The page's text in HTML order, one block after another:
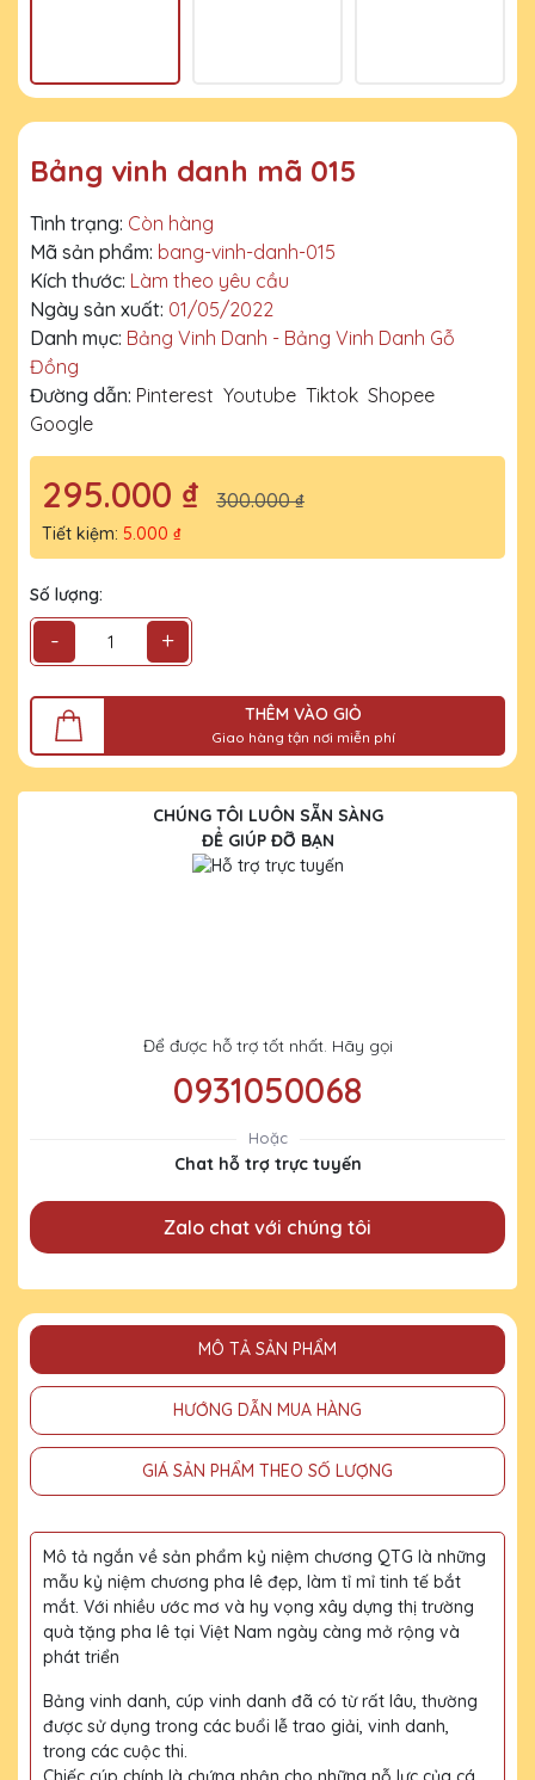
Bảng vinh danh mã 015
Tình trạng: Còn hàng
Mã sản phẩm: bang-vinh-danh-015
Kích thước: Làm theo yêu cầu
Ngày sản xuất: 01/05/2022
Danh mục: Bảng Vinh Danh - Bảng Vinh Danh Gỗ
Đồng
Đường dẫn: Pinterest Youtube Tiktok Shopee
Google
295.000 ₫ 300.000 ₫
Tiết kiệm: 5.000 ₫
Số lượng:
- +
THÊM VÀO GIỎ
Giao hàng tận nơi miễn phí
CHÚNG TÔI LUÔN SẴN SÀNG
ĐỂ GIÚP ĐỠ BẠN
Để được hỗ trợ tốt nhất. Hãy gọi
0931050068
Hoặc
Chat hỗ trợ trực tuyến
Zalo chat với chúng tôi
MÔ TẢ SẢN PHẨM
HƯỚNG DẪN MUA HÀNG
GIÁ SẢN PHẨM THEO SỐ LƯỢNG
Mô tả ngắn về sản phẩm kỷ niệm chương QTG là những
mẫu kỷ niệm chương pha lê đẹp, làm tỉ mỉ tinh tế bắt
mắt. Với nhiều ước mơ và hy vọng xây dựng thị trường
quà tặng pha lê tại Việt Nam ngày càng mở rộng và
phát triển
Bảng vinh danh, cúp vinh danh đã có từ rất lâu, thường
được sử dụng trong các buổi lễ trao giải, vinh danh,
trong các cuộc thi.